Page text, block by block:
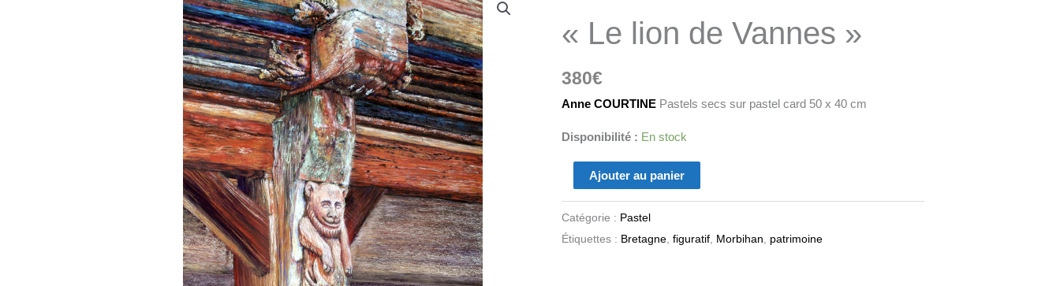
« Le lion de Vannes »
380€
Anne COURTINE Pastels secs sur pastel card 50 x 40 cm
Disponibilité : En stock
"Le
de
Vannes"
Ajouter au panier
Catégorie : Pastel
Étiquettes : Bretagne figuratif Morbihan patrimoine